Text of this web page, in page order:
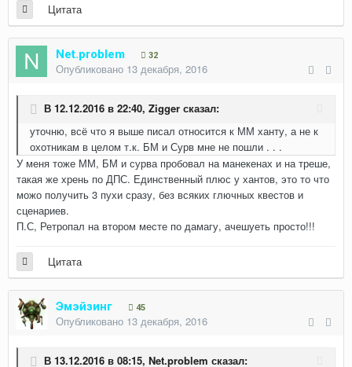
Цитата
Net.problem 32
Опубликовано 13 декабря, 2016
В 12.12.2016 в 22:40, Zigger сказал:
уточню, всё что я выше писал относится к ММ ханту, а не к
охотникам в целом т.к. БМ и Сурв мне не пошли . . .
У меня тоже ММ, БМ и сурва пробовал на манекенах и на треше,
такая же хрень по ДПС. Единственный плюс у хантов, это то что
можо получить 3 пухи сразу, без всяких глючных квестов и
сценариев.
П.С, Ретропал на втором месте по дамагу, ачешуеть просто!!!
Цитата
Эмэйзинг 45
Опубликовано 13 декабря, 2016
В 13.12.2016 в 08:15, Net.problem сказал: